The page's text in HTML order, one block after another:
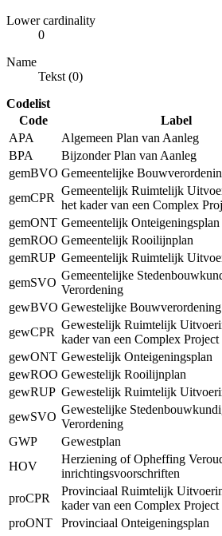
Lower cardinality
0
Name
Tekst (0)
Codelist
Code
Label
APA
Algemeen Plan van Aanleg
BPA
Bijzonder Plan van Aanleg
gemBVO Gemeentelijke
gemCPR
Gemeentelijk Ruimtelijk
het kader van een Complex
gemONT Gemeentelijk Onteigeningsplan
gemROO Gemeentelijk Rooilijnplan
gemRUP Gemeentelijk Ruimtelijk
gemSVO
Gemeentelijke
Verordening
gewBVO Gewestelijke Bouwverordening
gewCPR
Gewestelijk Ruimtelijk
kader van een Complex Project
gewONT Gewestelijk Onteigeningsplan
gewROO Gewestelijk Rooilijnplan
gewRUP Gewestelijk Ruimtelijk
gewSVO
Gewestelijke
Verordening
GWP
Gewestplan
HOV
Herziening of Opheffing
inrichtingsvoorschriften
proCPR
Provinciaal Ruimtelijk
kader van een Complex Project
proONT
Provinciaal Onteigeningsplan